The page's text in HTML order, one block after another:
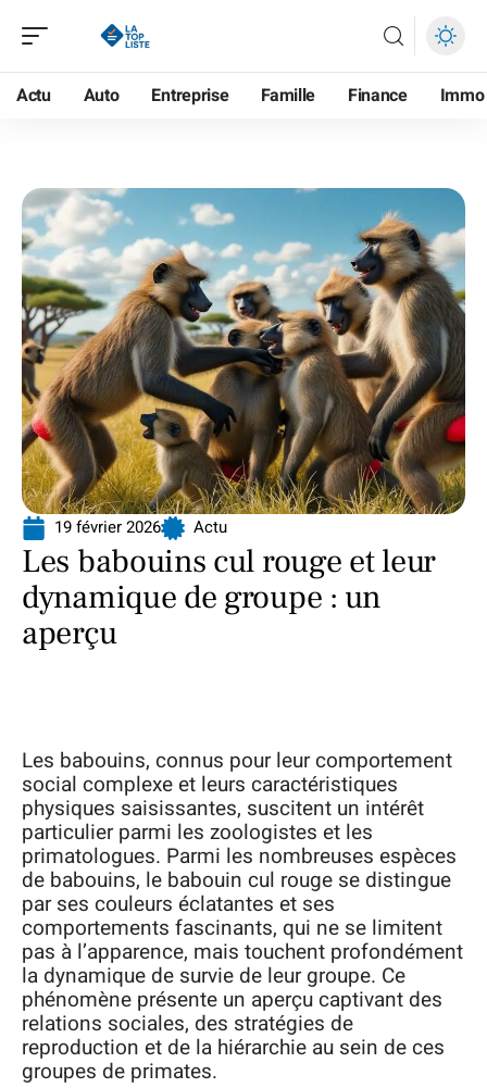
Actu Auto Entreprise Famille Finance Immo
19 février 2026 Actu
Les babouins cul rouge et leur
dynamique de groupe : un
aperçu
Les babouins, connus pour leur comportement
social complexe et leurs caractéristiques
physiques saisissantes, suscitent un intérêt
particulier parmi les zoologistes et les
primatologues. Parmi les nombreuses espèces
de babouins, le babouin cul rouge se distingue
par ses couleurs éclatantes et ses
comportements fascinants, qui ne se limitent
pas à l’apparence, mais touchent profondément
la dynamique de survie de leur groupe. Ce
phénomène présente un aperçu captivant des
relations sociales, des stratégies de
reproduction et de la hiérarchie au sein de ces
groupes de primates.